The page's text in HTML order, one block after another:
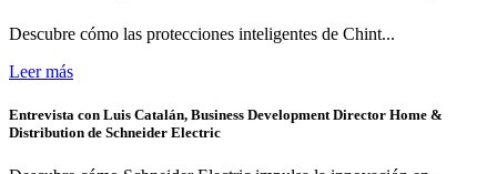
Descubre cómo las protecciones inteligentes de Chint...
Leer más
Entrevista con Luis Catalán, Business Development Director Home &
Distribution de Schneider Electric